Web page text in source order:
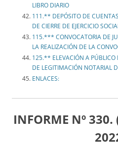
LIBRO DIARIO
111.** DEPÓSITO DE
DE CIERRE DE EJERCICIO
115.*** CONVOCATORIA DE
LA REALIZACIÓN DE LA
125.** ELEVACIÓN A PÚBLICO
DE LEGITIMACIÓN NOTARIAL
ENLACES:
INFORME Nº